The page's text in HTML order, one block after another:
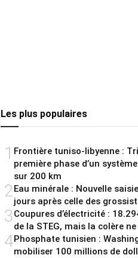
Les plus populaires
1 Frontière tuniso-libyenne :
première phase d’un
sur 200 km
2Eau minérale : Nouvelle
jours après celle des
3Coupures d’électricité :
de la STEG, mais la colère
4Phosphate tunisien :
mobiliser 100 millions de